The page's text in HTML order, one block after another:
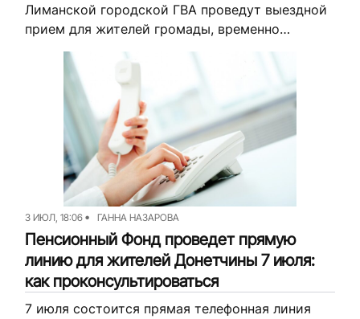
Лиманской городской ГВА проведут выездной
прием для жителей громады, временно
проживающих в городе и Полтавском районе.
Рассказываем, какие услуги будут
предоставляться и как...
3 ИЮЛ, 18:06 ГАННА НАЗАРОВА
Пенсионный Фонд проведет прямую
линию для жителей Донетчины 7 июля:
как проконсультироваться
7 июля состоится прямая телефонная линия